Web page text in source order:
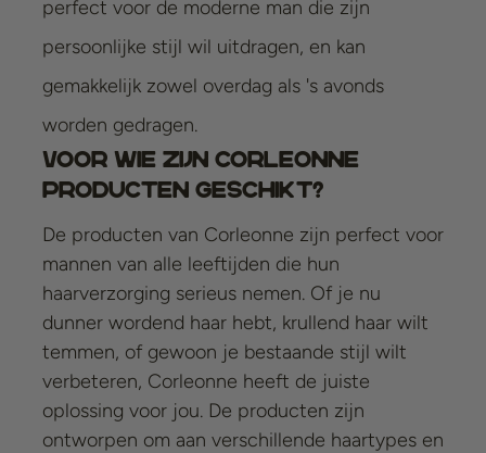
perfect voor de moderne man die zijn
persoonlijke stijl wil uitdragen, en kan
gemakkelijk zowel overdag als 's avonds
worden gedragen.
Voor Wie Zijn Corleonne
Producten Geschikt?
De producten van Corleonne zijn perfect voor
mannen van alle leeftijden die hun
haarverzorging serieus nemen. Of je nu
dunner wordend haar hebt, krullend haar wilt
temmen, of gewoon je bestaande stijl wilt
verbeteren, Corleonne heeft de juiste
oplossing voor jou. De producten zijn
ontworpen om aan verschillende haartypes en